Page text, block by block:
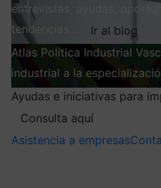
entrevistas, ayudas,
tendencias…
Ir al blog
Atlas Política Industrial
industrial a la
Ayudas e iniciativas para
Consulta aquí
Asistencia a empresas